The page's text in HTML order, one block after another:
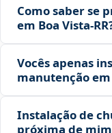
Como saber se
em Boa
Vocês apenas
manutenção em
Instalação de
próxima de